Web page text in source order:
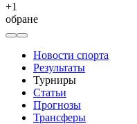
+1
обране
Новости спорта
Результаты
Турниры
Статьи
Прогнозы
Трансферы